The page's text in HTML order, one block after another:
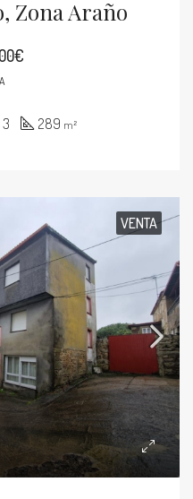
Zona Araño
3 289 m²
VENTA